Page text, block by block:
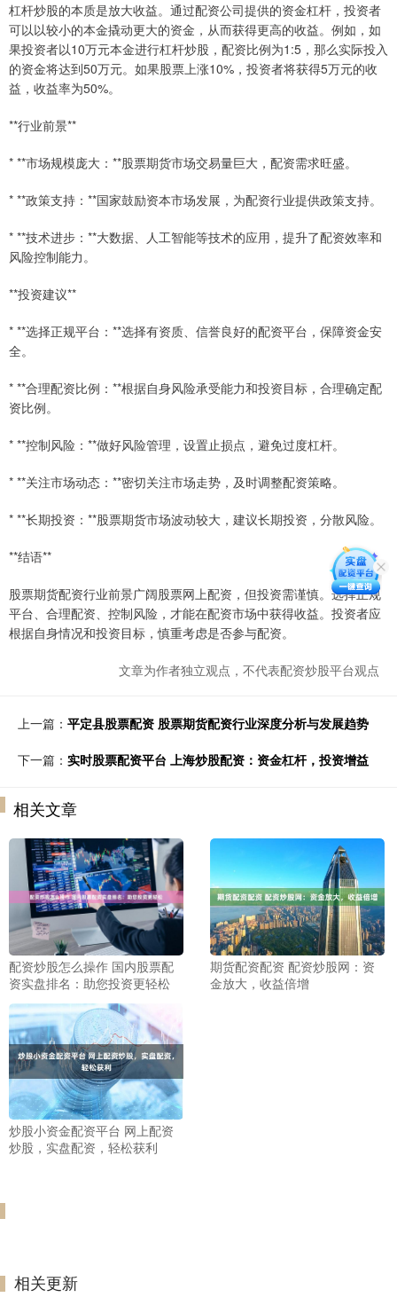
杠杆炒股的本质是放大收益。通过配资公司提供的资金杠杆，投资者
可以以较小的本金撬动更大的资金，从而获得更高的收益。例如，如
果投资者以10万元本金进行杠杆炒股，配资比例为1:5，那么实际投入
的资金将达到50万元。如果股票上涨10%，投资者将获得5万元的收
益，收益率为50%。
**行业前景**
* **市场规模庞大：**股票期货市场交易量巨大，配资需求旺盛。
* **政策支持：**国家鼓励资本市场发展，为配资行业提供政策支持。
* **技术进步：**大数据、人工智能等技术的应用，提升了配资效率和
风险控制能力。
**投资建议**
* **选择正规平台：**选择有资质、信誉良好的配资平台，保障资金安
全。
* **合理配资比例：**根据自身风险承受能力和投资目标，合理确定配
资比例。
* **控制风险：**做好风险管理，设置止损点，避免过度杠杆。
* **关注市场动态：**密切关注市场走势，及时调整配资策略。
* **长期投资：**股票期货市场波动较大，建议长期投资，分散风险。
**结语**
股票期货配资行业前景广阔股票网上配资，但投资需谨慎。选择正规
平台、合理配资、控制风险，才能在配资市场中获得收益。投资者应
根据自身情况和投资目标，慎重考虑是否参与配资。
文章为作者独立观点，不代表配资炒股平台观点
上一篇： 平定县股票配资 股票期货配资行业深度分析与发展趋势
下一篇： 实时股票配资平台 上海炒股配资：资金杠杆，投资增益
相关文章
配资炒股怎么操作 国内股票配
资实盘排名：助您投资更轻松
期货配资配资 配资炒股网：资
金放大，收益倍增
炒股小资金配资平台 网上配资
炒股，实盘配资，轻松获利
相关更新